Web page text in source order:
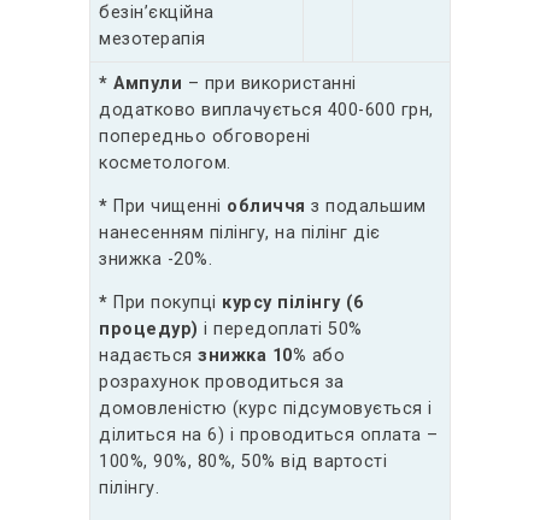
безін’єкційна
мезотерапія
* Ампули – при використанні
додатково виплачується 400-600 грн,
попередньо обговорені
косметологом.
* При чищенні обличчя з подальшим
нанесенням пілінгу, на пілінг діє
знижка -20%.
* При покупці курсу пілінгу (6
процедур) і передоплаті 50%
надаєтьсязнижка 10% або
розрахунок проводиться за
домовленістю (курс підсумовується і
ділиться на 6) і проводиться оплата –
100%, 90%, 80%, 50% від вартості
пілінгу.